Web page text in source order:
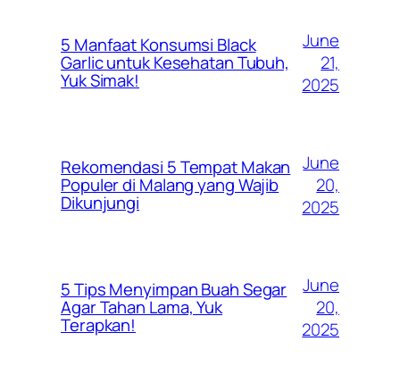
5 Manfaat Konsumsi Black
Garlic untuk Kesehatan Tubuh,
Yuk Simak!
June
21,
2025
Rekomendasi 5 Tempat Makan
Populer di Malang yang Wajib
Dikunjungi
June
20,
2025
5 Tips Menyimpan Buah Segar
Agar Tahan Lama, Yuk
Terapkan!
June
20,
2025